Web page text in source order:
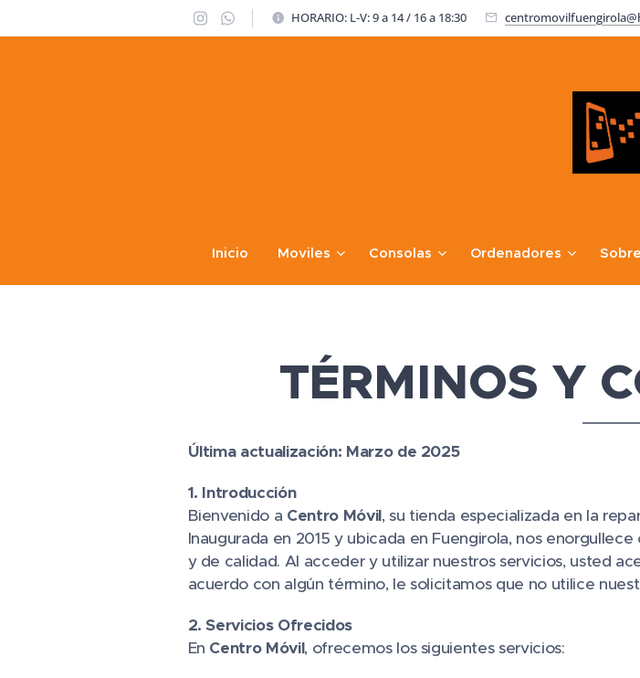
HORARIO: L-V: 9 a 14 / 16 a 18:30
Inicio Moviles Consolas Ordenadores
TÉRMINOS Y
Última actualización: Marzo de 2025
1. Introducción
Bienvenido a Centro Móvil, su tienda especializada en la
Inaugurada en 2015 y ubicada en Fuengirola, nos
y de calidad. Al acceder y utilizar nuestros servicios, usted
acuerdo con algún término, le solicitamos que no utilice
2. Servicios Ofrecidos
En Centro Móvil, ofrecemos los siguientes servicios: